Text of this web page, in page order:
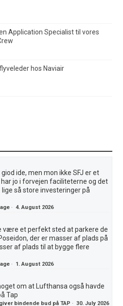
Application Specialist til vores
hos Naviair
giod ide, men mon ikke SFJ er et
har jo i forvejen faciliteterne og det
så store investeringer på
·4. August 2026
være et perfekt sted at parkere de
der er masser af plads på
af plads til at bygge flere
· 1. August 2026
om at Lufthansa også havde
Tap
bindende bud på TAP ·30. July 2026